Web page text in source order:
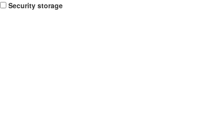
Security storage